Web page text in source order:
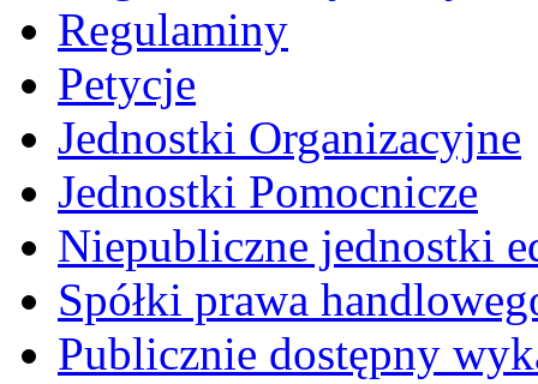
Regulaminy
Petycje
Jednostki Organizacyjne
Jednostki Pomocnicze
Niepubliczne jednostki
Spółki prawa
Publicznie dostępny